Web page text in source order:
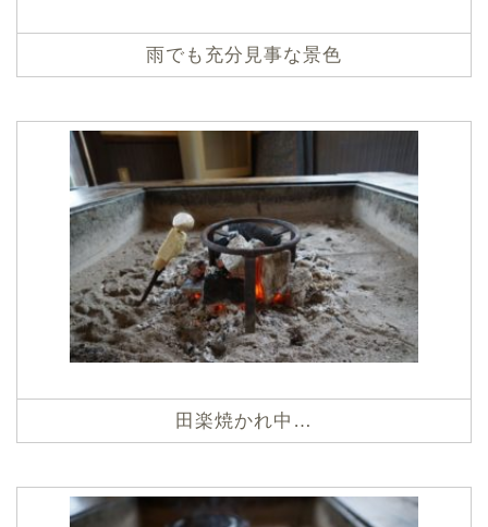
雨でも充分見事な景色
田楽焼かれ中…